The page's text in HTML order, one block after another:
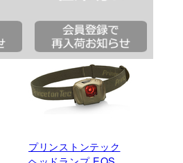
プリンストンテック